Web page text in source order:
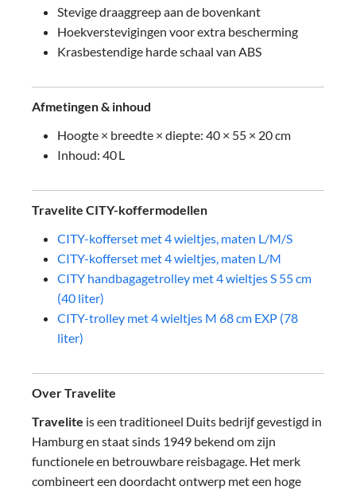
Stevige draaggreep aan de bovenkant
Hoekverstevigingen voor extra bescherming
Krasbestendige harde schaal van ABS
Afmetingen & inhoud
Hoogte × breedte × diepte: 40 × 55 × 20 cm
Inhoud: 40 L
Travelite CITY-koffermodellen
CITY-kofferset met 4 wieltjes, maten L/M/S
CITY-kofferset met 4 wieltjes, maten L/M
CITY handbagagetrolley met 4 wieltjes S 55 cm
(40 liter)
CITY-trolley met 4 wieltjes M 68 cm EXP (78
liter)
Over Travelite
Travelite is een traditioneel Duits bedrijf gevestigd in
Hamburg en staat sinds 1949 bekend om zijn
functionele en betrouwbare reisbagage. Het merk
combineert een doordacht ontwerp met een hoge